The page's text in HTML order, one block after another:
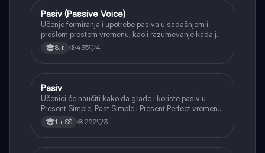
Engleski
Pasiv (Passive Voice)
Učenje formiranja i upotrebe pasiva u sadašnjem i
prošlom prostom vremenu, kao i razumevanje kada je
pasiv prikladniji od aktiva.
8. r. 435 4
Engleski
Pasiv
Učenici će naučiti kako da grade i koriste pasiv u
Present Simple, Past Simple i Present Perfect vremenu,
fokusirajući se na situacije kada je radnja važnija od
izvršioca.
1. r. SŠ 292 3